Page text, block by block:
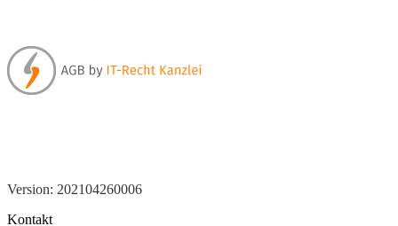
Version: 202104260006
Kontakt